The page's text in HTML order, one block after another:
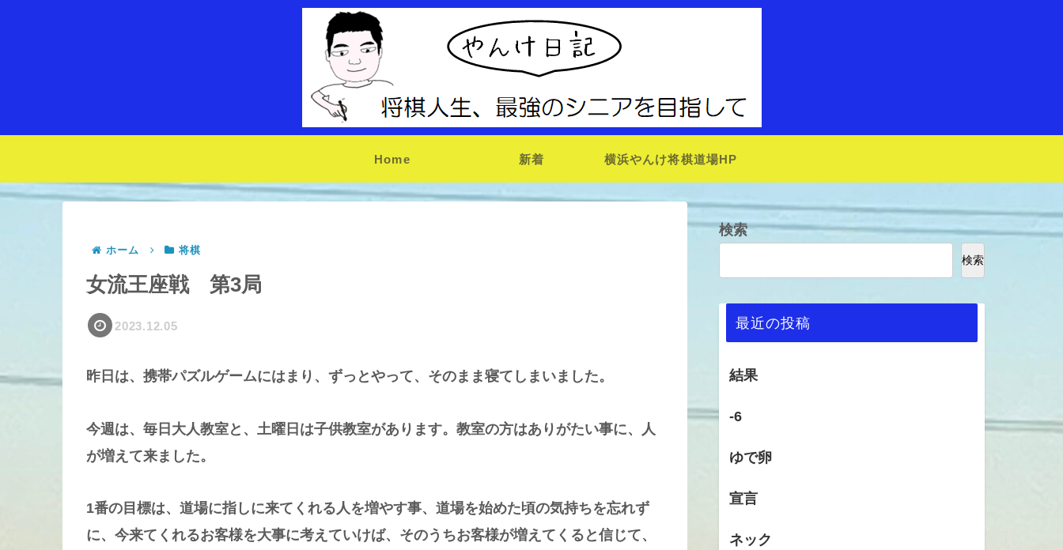
Home 新着 横浜やんけ将棋道場HP
ホーム 将棋
女流王座戦 第3局
2023.12.05
昨日は、携帯パズルゲームにはまり、ずっとやって、そのまま寝てしまいました。
今週は、毎日大人教室と、土曜日は子供教室があります。教室の方はありがたい事に、人
が増えて来ました。
1番の目標は、道場に指しに来てくれる人を増やす事、道場を始めた頃の気持ちを忘れず
に、今来てくれるお客様を大事に考えていけば、そのうちお客様が増えてくると信じて、
検索
検索
最近の投稿
結果
-6
ゆで卵
宣言
ネック